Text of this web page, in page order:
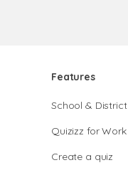
Features
School & District
Quizizz for Work
Create a quiz